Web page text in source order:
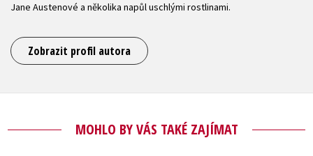
Jane Austenové a několika napůl uschlými rostlinami.
Zobrazit profil autora
MOHLO BY VÁS TAKÉ ZAJÍMAT